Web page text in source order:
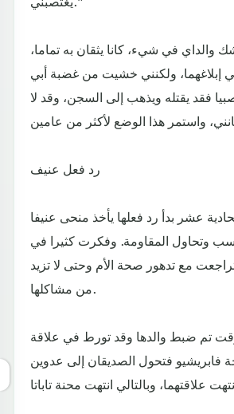
في شيء، كانا يثقان به تماما،
إبلاغهما، ولكنني خشيت من غضبة أبي
فقد يقتله ويذهب إلى السجن، وقد لا
رد فعل عنيف
عشر بدأ رد فعلها يأخذ منحى عنيفا
وتحاول المقاومة. وفكرت كثيرا في
تراجعت مع تدهور صحة الأم وحتى لا تزيد
من مشاكلها.
تم ضبط والدها وقد تورط في علاقة
فابريشيو فتحول الصديقان إلى عدوين